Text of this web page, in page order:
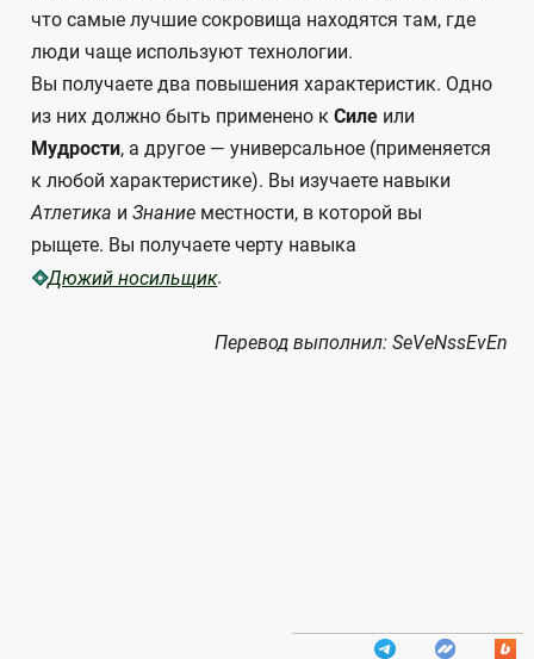
что самые лучшие сокровища находятся там, где
люди чаще используют технологии.
Вы получаете два повышения характеристик. Одно
из них должно быть применено к Силе или
Мудрости, а другое — универсальное (применяется
к любой характеристике). Вы изучаете навыки
Атлетика и Знание местности, в которой вы
рыщете. Вы получаете черту навыка
Дюжий носильщик.
Перевод выполнил: SeVeNssEvEn